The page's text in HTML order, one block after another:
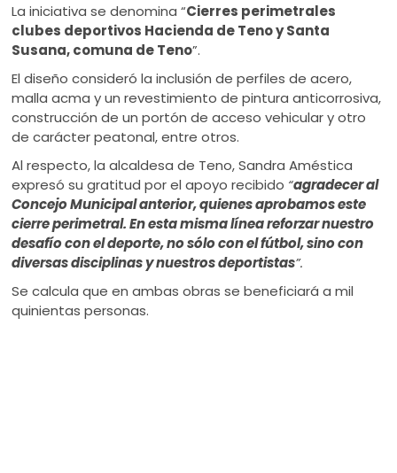
La iniciativa se denomina “Cierres perimetrales
clubes deportivos Hacienda de Teno y Santa
Susana, comuna de Teno”.
El diseño consideró la inclusión de perfiles de acero,
malla acma y un revestimiento de pintura anticorrosiva,
construcción de un portón de acceso vehicular y otro
de carácter peatonal, entre otros.
Al respecto, la alcaldesa de Teno, Sandra Améstica
expresó su gratitud por el apoyo recibido “agradecer al
Concejo Municipal anterior, quienes aprobamos este
cierre perimetral. En esta misma línea reforzar nuestro
desafío con el deporte, no sólo con el fútbol, sino con
diversas disciplinas y nuestros deportistas”.
Se calcula que en ambas obras se beneficiará a mil
quinientas personas.